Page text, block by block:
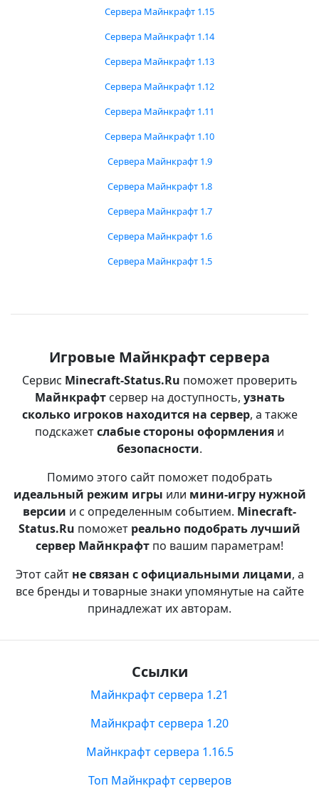
Сервера Майнкрафт 1.15
Сервера Майнкрафт 1.14
Сервера Майнкрафт 1.13
Сервера Майнкрафт 1.12
Сервера Майнкрафт 1.11
Сервера Майнкрафт 1.10
Сервера Майнкрафт 1.9
Сервера Майнкрафт 1.8
Сервера Майнкрафт 1.7
Сервера Майнкрафт 1.6
Сервера Майнкрафт 1.5
Игровые Майнкрафт сервера
Сервис Minecraft-Status.Ru поможет проверить
Майнкрафтсервер на доступность, узнать
сколько игроков находится на сервер, а также
подскажетслабые стороны оформления и
безопасности.
Помимо этого сайт поможет подобрать
идеальный режим игры или мини-игру нужной
версии и с определенным событием. Minecraft-
Status.Ru поможет реально подобрать лучший
сервер Майнкрафт по вашим параметрам!
Этот сайт не связан с официальными лицами, а
все бренды и товарные знаки упомянутые на сайте
принадлежат их авторам.
Ссылки
Майнкрафт сервера 1.21
Майнкрафт сервера 1.20
Майнкрафт сервера 1.16.5
Топ Майнкрафт серверов